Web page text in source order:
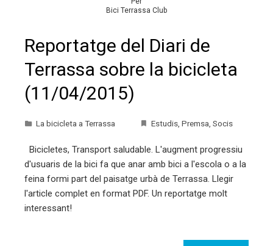
Bici Terrassa Club
Reportatge del Diari de
Terrassa sobre la bicicleta
(11/04/2015)
La bicicleta a Terrassa Estudis Premsa Socis
Bicicletes, Transport saludable. L'augment progressiu
d'usuaris de la bici fa que anar amb bici a l'escola o a la
feina formi part del paisatge urbà de Terrassa. Llegir
l'article complet en format PDF. Un reportatge molt
interessant!